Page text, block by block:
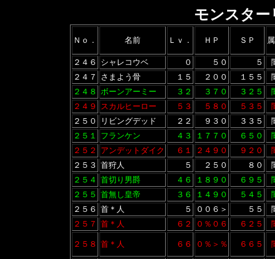
モンスタ
Ｎｏ． 名前 Ｌｖ． ＨＰ ＳＰ
２４６ シャレコウベ ０ ５０ ５
２４７
さまよう骨 １５ ２００ １５５
２４８ ボーンアーミー ３２ ３７０ ３２５
２４９
スカルヒーロー ５３ ５８０ ５３５
２５０
リビングデッド ２２ ９３０ ３３５
２５１
フランケン ４３ １７７０ ６５０
２５２
アンデットダイク ６１ ２４９０ ９２０
２５３ 首狩人 ５ ２５０ ８０
２５４ 首切り男爵 ４６ １８９０ ６９５
２５５ 首無し皇帝 ３６ １４９０ ５４５
２５６ 首＊人 ５ ００６＞ ５５
２５７ 首＊人 ６２ ０％０６ ６２５
２５８ 首＊人 ６６ ０％＞％ ６６５